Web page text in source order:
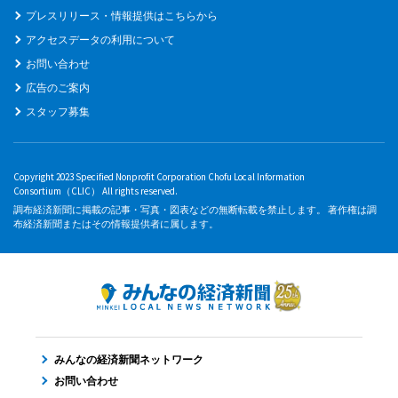
プレスリリース・情報提供はこちらから
アクセスデータの利用について
お問い合わせ
広告のご案内
スタッフ募集
Copyright 2023 Specified Nonprofit Corporation Chofu Local Information
Consortium（CLIC） All rights reserved.
調布経済新聞に掲載の記事・写真・図表などの無断転載を禁止します。 著作権は調
布経済新聞またはその情報提供者に属します。
みんなの経済新聞ネットワーク
お問い合わせ